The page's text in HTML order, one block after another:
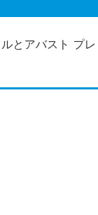
とアバスト プ